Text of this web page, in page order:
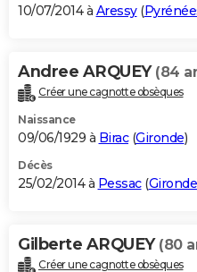
10/07/2014 à Aressy(
Andree ARQUEY (84
Créer une cagnotte obsèques
Naissance
09/06/1929 à Birac(Gironde)
Décès
25/02/2014 à Pessac(Gironde
Gilberte ARQUEY (80
Créer une cagnotte obsèques